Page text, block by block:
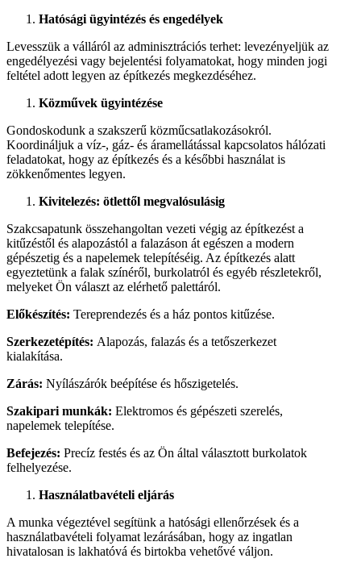
Hatósági ügyintézés és engedélyek
Levesszük a válláról az adminisztrációs terhet: levezényeljük az
engedélyezési vagy bejelentési folyamatokat, hogy minden jogi
feltétel adott legyen az építkezés megkezdéséhez.
Közművek ügyintézése
Gondoskodunk a szakszerű közműcsatlakozásokról.
Koordináljuk a víz-, gáz- és áramellátással kapcsolatos hálózati
feladatokat, hogy az építkezés és a későbbi használat is
zökkenőmentes legyen.
Kivitelezés: ötlettől megvalósulásig
Szakcsapatunk összehangoltan vezeti végig az építkezést a
kitűzéstől és alapozástól a falazáson át egészen a modern
gépészetig és a napelemek telepítéséig. Az építkezés alatt
egyeztetünk a falak színéről, burkolatról és egyéb részletekről,
melyeket Ön választ az elérhető palettáról.
Előkészítés: Tereprendezés és a ház pontos kitűzése.
Szerkezetépítés: Alapozás, falazás és a tetőszerkezet
kialakítása.
Zárás: Nyílászárók beépítése és hőszigetelés.
Szakipari munkák: Elektromos és gépészeti szerelés,
napelemek telepítése.
Befejezés: Precíz festés és az Ön által választott burkolatok
felhelyezése.
Használatbavételi eljárás
A munka végeztével segítünk a hatósági ellenőrzések és a
használatbavételi folyamat lezárásában, hogy az ingatlan
hivatalosan is lakhatóvá és birtokba vehetővé váljon.